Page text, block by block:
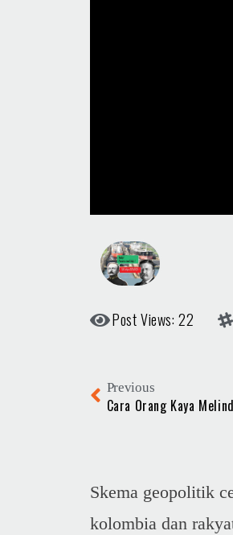
Post Views: 22
Previous
Cara Orang Kaya
Skema geopolitik
kolombia dan